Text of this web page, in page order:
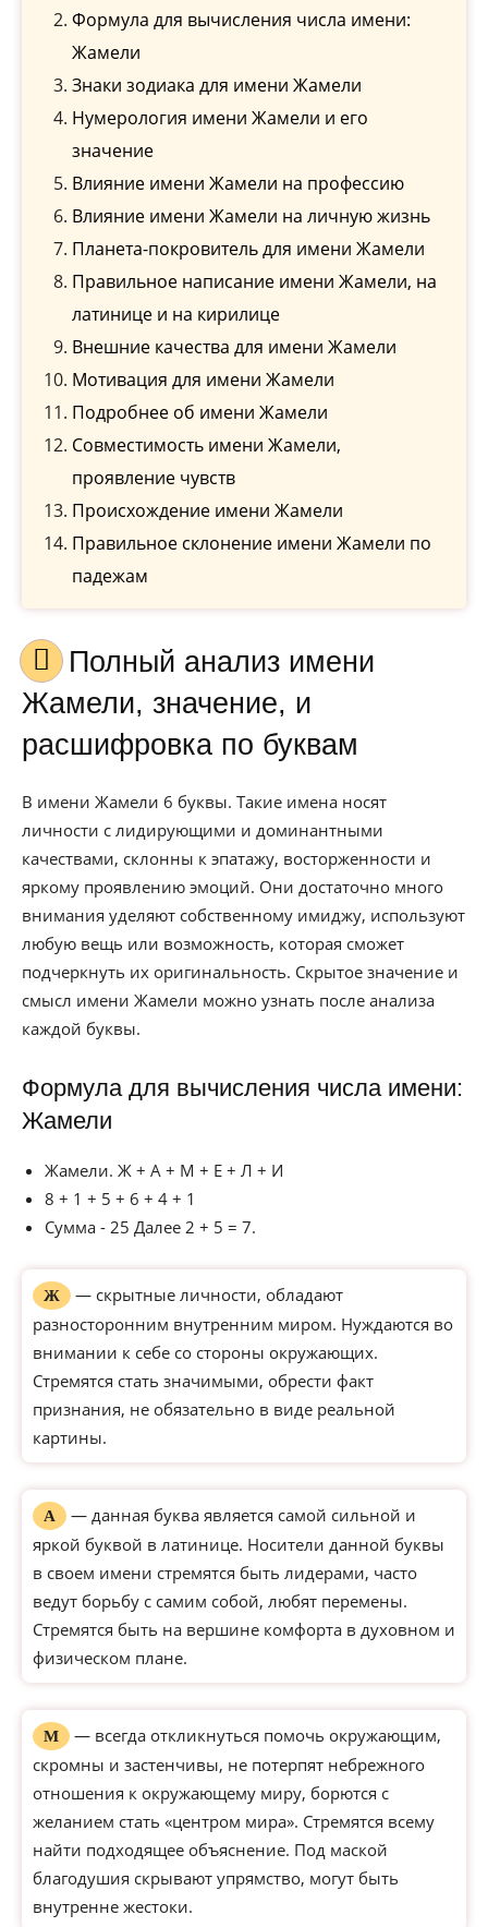
Формула для вычисления числа имени:
Жамели
Знаки зодиака для имени Жамели
Нумерология имени Жамели и его
значение
Влияние имени Жамели на профессию
Влияние имени Жамели на личную жизнь
Планета-покровитель для имени Жамели
Правильное написание имени Жамели, на
латинице и на кирилице
Внешние качества для имени Жамели
Мотивация для имени Жамели
Подробнее об имени Жамели
Совместимость имени Жамели,
проявление чувств
Происхождение имени Жамели
Правильное склонение имени Жамели по
падежам
Полный анализ имени
Жамели, значение, и
расшифровка по буквам
В имени Жамели 6 буквы. Такие имена носят
личности с лидирующими и доминантными
качествами, склонны к эпатажу, восторженности и
яркому проявлению эмоций. Они достаточно много
внимания уделяют собственному имиджу, используют
любую вещь или возможность, которая сможет
подчеркнуть их оригинальность. Скрытое значение и
смысл имени Жамели можно узнать после анализа
каждой буквы.
Формула для вычисления числа имени:
Жамели
Жамели. Ж + А + М + Е + Л + И
8 + 1 + 5 + 6 + 4 + 1
Сумма - 25 Далее 2 + 5 = 7.
Ж
— скрытные личности, обладают
разносторонним внутренним миром. Нуждаются во
внимании к себе со стороны окружающих.
Стремятся стать значимыми, обрести факт
признания, не обязательно в виде реальной
картины.
А
— данная буква является самой сильной и
яркой буквой в латинице. Носители данной буквы
в своем имени стремятся быть лидерами, часто
ведут борьбу с самим собой, любят перемены.
Стремятся быть на вершине комфорта в духовном и
физическом плане.
М
— всегда откликнуться помочь окружающим,
скромны и застенчивы, не потерпят небрежного
отношения к окружающему миру, борются с
желанием стать «центром мира». Стремятся всему
найти подходящее объяснение. Под маской
благодушия скрывают упрямство, могут быть
внутренне жестоки.